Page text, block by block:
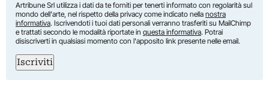
Artribune Srl utilizza i dati da te forniti per tenerti informato con regolarità sul
mondo dell'arte, nel rispetto della privacy come indicato nella nostra
informativa. Iscrivendoti i tuoi dati personali verranno trasferiti su MailChimp
e trattati secondo le modalità riportate in questa informativa. Potrai
disiscriverti in qualsiasi momento con l'apposito link presente nelle email.
Iscriviti